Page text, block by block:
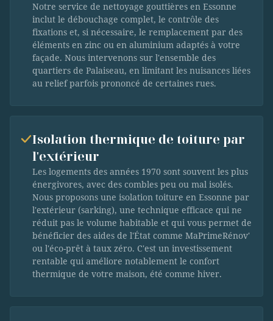
Notre service de nettoyage gouttières en Essonne
inclut le débouchage complet, le contrôle des
fixations et, si nécessaire, le remplacement par des
éléments en zinc ou en aluminium adaptés à votre
façade. Nous intervenons sur l'ensemble des
quartiers de Palaiseau, en limitant les nuisances liées
au relief parfois prononcé de certaines rues.
Isolation thermique de toiture par
l'extérieur
Les logements des années 1970 sont souvent les plus
énergivores, avec des combles peu ou mal isolés.
Nous proposons une isolation toiture en Essonne par
l'extérieur (sarking), une technique efficace qui ne
réduit pas le volume habitable et qui vous permet de
bénéficier des aides de l'État comme MaPrimeRénov'
ou l'éco-prêt à taux zéro. C'est un investissement
rentable qui améliore notablement le confort
thermique de votre maison, été comme hiver.